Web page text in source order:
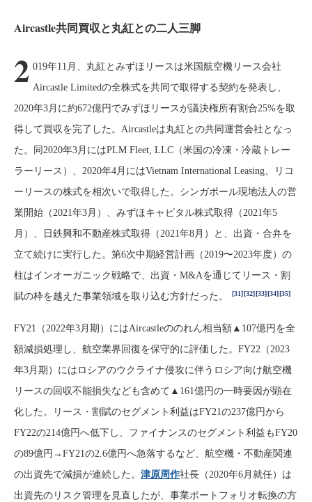
Aircastle共同買収と丸紅との二人三脚
2 019年11月、丸紅とみずほリースは米国航空機リース会社
Aircastle Limitedの全株式を共同で取得する契約を発表し、
2020年3月に約672億円でみずほリースが議決権所有割合25%を取
得して買収を完了した。Aircastleは丸紅との共同運営会社となっ
た。同2020年3月にはPLM Fleet, LLC（米国の冷凍・冷蔵トレー
ラーリース）、2020年4月にはVietnam International Leasing、リコ
ーリースの株式を相次いで取得した。シンガポール現地法人の営
業開始（2021年3月）、みずほキャピタル株式取得（2021年5
月）、日鉄興和不動産株式取得（2021年8月）と、出資・合弁を
立て続けに実行した。第6次中期経営計画（2019〜2023年度）の
柱はインオーガニック戦略で、出資・M&Aを通じてリース・割
賦の枠を越えた事業領域を取り込む方針だった。
[31][32][33][34][35]
FY21（2022年3月期）にはAircastleののれん相当額▲107億円を全
額減損処理し、航空業界回復を保守的に評価した。FY22（2023
年3月期）にはロシアのウクライナ侵攻に伴うロシア向け航空機
リースの回収不能損失なども含めて▲161億円の一時要因が顕在
化した。リース・割賦のセグメント利益はFY21の237億円から
FY22の214億円へ低下し、ファイナンスのセグメント利益もFY20
の89億円→FY21の2.6億円へ急落するなど、航空機・不動産関連
の出資先で減損が連続した。 津原周作社長（2020年6月就任）は
出資先のリスク管理を見直したが、事業ポートフォリオ転換の方